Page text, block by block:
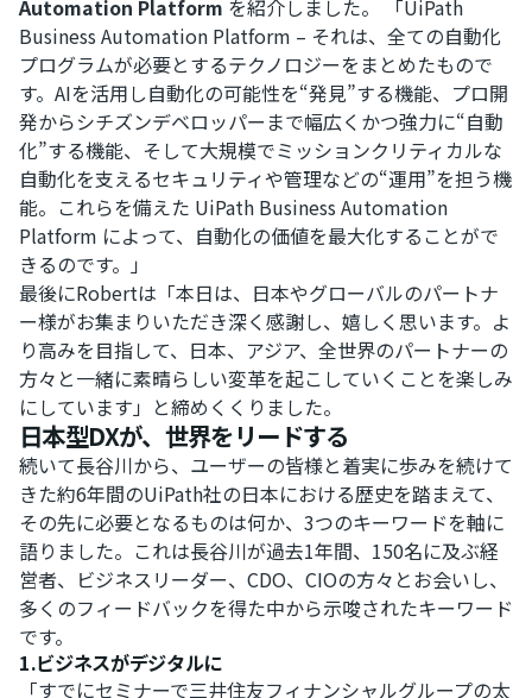
Automation Platform を紹介しました。 「UiPath
Business Automation Platform – それは、全ての自動化
プログラムが必要とするテクノロジーをまとめたもので
す。AIを活用し自動化の可能性を“発見”する機能、プロ開
発からシチズンデベロッパーまで幅広くかつ強力に“自動
化”する機能、そして大規模でミッションクリティカルな
自動化を支えるセキュリティや管理などの“運用”を担う機
能。これらを備えた UiPath Business Automation
Platform によって、自動化の価値を最大化することがで
きるのです。」
最後にRobertは「本日は、日本やグローバルのパートナ
ー様がお集まりいただき深く感謝し、嬉しく思います。よ
り高みを目指して、日本、アジア、全世界のパートナーの
方々と一緒に素晴らしい変革を起こしていくことを楽しみ
にしています」と締めくくりました。
日本型DXが、世界をリードする
続いて長谷川から、ユーザーの皆様と着実に歩みを続けて
きた約6年間のUiPath社の日本における歴史を踏まえて、
その先に必要となるものは何か、3つのキーワードを軸に
語りました。これは長谷川が過去1年間、150名に及ぶ経
営者、ビジネスリーダー、CDO、CIOの方々とお会いし、
多くのフィードバックを得た中から示唆されたキーワード
です。
1.ビジネスがデジタルに
「すでにセミナーで三井住友フィナンシャルグループの太